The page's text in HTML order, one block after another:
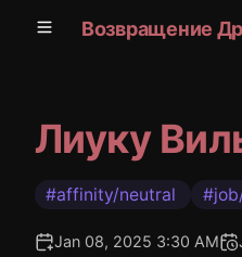
Возвращение
Лиуку
#affinity/neutral
Jan 08, 2025 3:30 AM